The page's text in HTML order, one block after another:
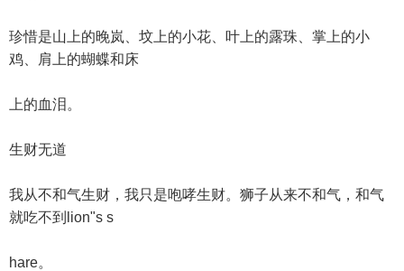
珍惜是山上的晚岚、坟上的小花、叶上的露珠、掌上的小
鸡、肩上的蝴蝶和床
上的血泪。
生财无道
我从不和气生财，我只是咆哮生财。狮子从来不和气，和气
就吃不到lion"s s
hare。